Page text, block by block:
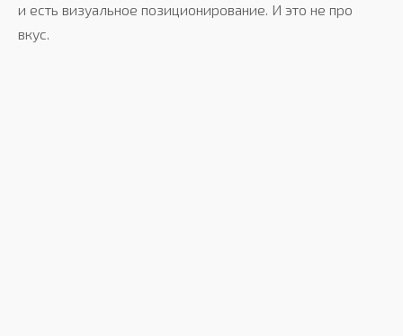
и есть визуальное позиционирование. И это не про
вкус.